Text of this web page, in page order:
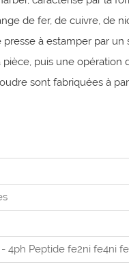
de fer, de cuivre, de
à estamper par
puis une opération
sont fabriquées à
4ph Peptide fe2ni fe4ni